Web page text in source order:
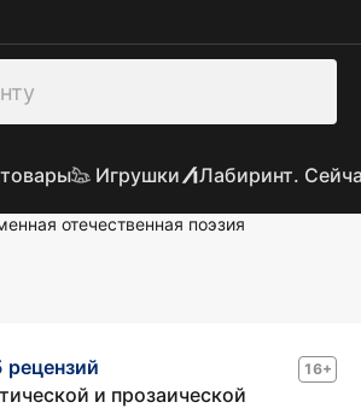
Игрушки Лабиринт.
отечественная поэзия
16+
рецензий
и прозаической